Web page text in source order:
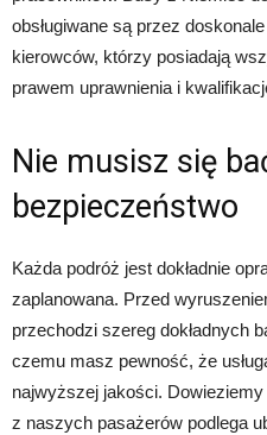
obsługiwane są przez
kierowców, którzy posiadają
prawem uprawnienia i
Nie musisz się
bezpieczeństwo
Każda podróż jest dokładnie
zaplanowana. Przed
przechodzi szereg dokładnych
czemu masz pewność, że
najwyższej jakości.
z naszych pasażerów podlega